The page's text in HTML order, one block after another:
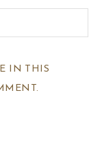
IN THIS